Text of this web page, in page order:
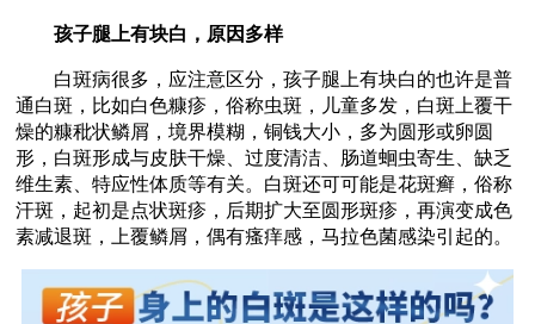
孩子腿上有块白，原因多样
白斑病很多，应注意区分，孩子腿上有块白的也许是普
通白斑，比如白色糠疹，俗称虫斑，儿童多发，白斑上覆干
燥的糠秕状鳞屑，境界模糊，铜钱大小，多为圆形或卵圆
形，白斑形成与皮肤干燥、过度清洁、肠道蛔虫寄生、缺乏
维生素、特应性体质等有关。白斑还可可能是花斑癣，俗称
汗斑，起初是点状斑疹，后期扩大至圆形斑疹，再演变成色
素减退斑，上覆鳞屑，偶有瘙痒感，马拉色菌感染引起的。